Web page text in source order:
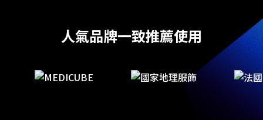
人氣品牌一致推薦使用